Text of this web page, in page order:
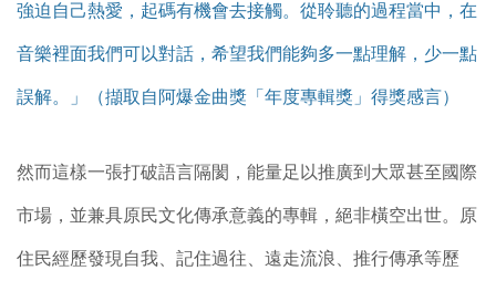
強迫自己熱愛，起碼有機會去接觸。從聆聽的過程當中，在
音樂裡面我們可以對話，希望我們能夠多一點理解，少一點
誤解。」（擷取自阿爆金曲獎「年度專輯獎」得獎感言）
然而這樣一張打破語言隔閡，能量足以推廣到大眾甚至國際
市場，並兼具原民文化傳承意義的專輯，絕非橫空出世。原
住民經歷發現自我、記住過往、遠走流浪、推行傳承等歷